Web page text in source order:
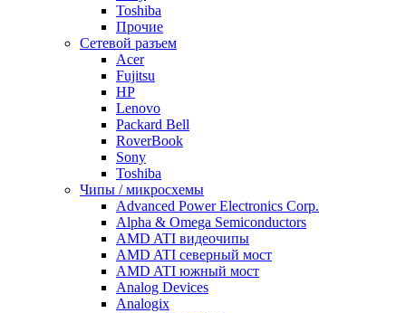
Toshiba
Прочие
Сетевой разъем
Acer
Fujitsu
HP
Lenovo
Packard Bell
RoverBook
Sony
Toshiba
Чипы / микросхемы
Advanced Power Electronics Corp.
Alpha & Omega Semiconductors
AMD ATI видеочипы
AMD ATI северный мост
AMD ATI южный мост
Analog Devices
Analogix